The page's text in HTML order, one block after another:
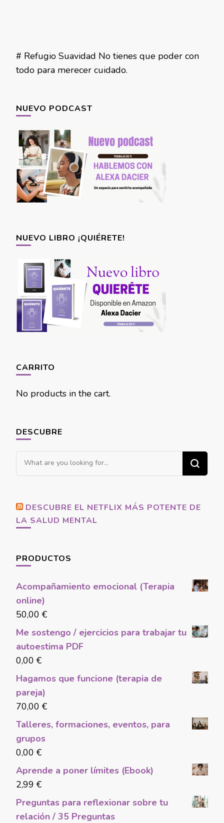
# Refugio Suavidad No tienes que poder con
todo para merecer cuidado.
NUEVO PODCAST
NUEVO LIBRO ¡QUIÉRETE!
CARRITO
No products in the cart.
DESCUBRE
Looking
for
DESCUBRE EL NETFLIX MÁS POTENTE DE
LA SALUD MENTAL
PRODUCTOS
Acompañamiento emocional (Terapia
online)
50,00 €
Me sostengo / ejercicios para trabajar tu
autoestima PDF
0,00 €
Hagamos que funcione (terapia de
pareja)
70,00 €
Talleres, formaciones, eventos, para
grupos
0,00 €
Aprende a poner límites (Ebook)
2,99 €
Preguntas para reflexionar sobre tu
relación / 35 Preguntas